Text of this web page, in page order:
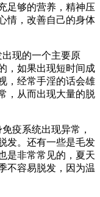
足够的营养，精神压
情，改善自己的身体
现的一个主要原
，如果出现短时间成
，经常手淫的话会雄
，从而出现大量的脱
疫系统出现异常，
发。还有一些是毛发
是非常常见的，夏天
不容易脱发，因为温